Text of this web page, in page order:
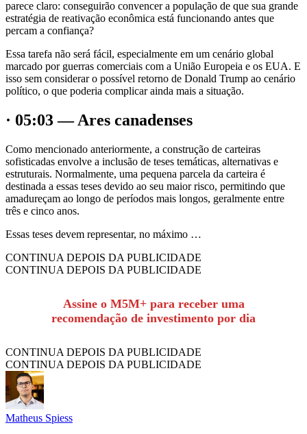
parece claro: conseguirão convencer a população de que sua grande
estratégia de reativação econômica está funcionando antes que
percam a confiança?
Essa tarefa não será fácil, especialmente em um cenário global
marcado por guerras comerciais com a União Europeia e os EUA. E
isso sem considerar o possível retorno de Donald Trump ao cenário
político, o que poderia complicar ainda mais a situação.
· 05:03 — Ares canadenses
Como mencionado anteriormente, a construção de carteiras
sofisticadas envolve a inclusão de teses temáticas, alternativas e
estruturais. Normalmente, uma pequena parcela da carteira é
destinada a essas teses devido ao seu maior risco, permitindo que
amadureçam ao longo de períodos mais longos, geralmente entre
três e cinco anos.
Essas teses devem representar, no máximo …
CONTINUA DEPOIS DA PUBLICIDADE
CONTINUA DEPOIS DA PUBLICIDADE
Assine o M5M+ para receber uma
recomendação de investimento por dia
CONTINUA DEPOIS DA PUBLICIDADE
CONTINUA DEPOIS DA PUBLICIDADE
Matheus Spiess